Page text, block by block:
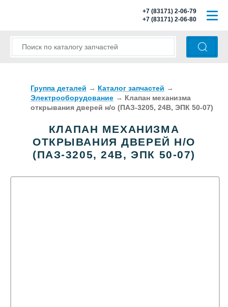
Группа деталей → Каталог запчастей →
Электрооборудование → Клапан механизма
открывания дверей н/о (ПАЗ-3205, 24В, ЭПК 50-07)
КЛАПАН МЕХАНИЗМА
ОТКРЫВАНИЯ ДВЕРЕЙ Н/О
(ПАЗ-3205, 24В, ЭПК 50-07)
+7 (83171) 2-06-79
+7 (83171) 2-06-80
КАТАЛОГ ЗАПЧАСТЕЙ
МОДЕЛИ АВТОБУСОВ
ОПЛАТА И ДОСТАВКА
КОНТАКТЫ
КОРЗИНА